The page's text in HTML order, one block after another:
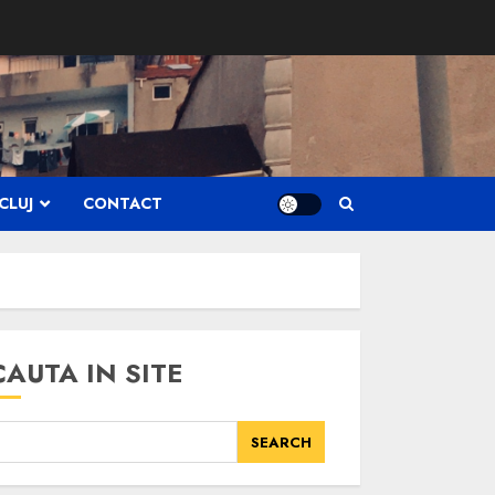
CONTACT
IN SITE
SEARCH